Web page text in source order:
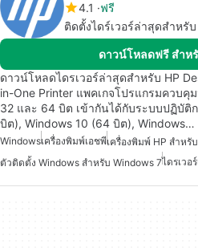
4.1
ฟรี
ติดตั้งไดร์เวอร์ล่าสุดสำหรั
ดาวน์โหลดฟรี สำห
ดาวน์โหลดไดรเวอร์ล่าสุดสำหรับ HP
in-One Printer แพคเกจโปรแกรมควบคุ
32 และ 64 บิต เข้ากันได้กับระบบปฏิบัติ
บิต), Windows 10 (64 บิต), Windows…
Windowsเครื่องพิมพ์เอชพีเครื่องพิมพ์ HP สำหรั
ตัวติดตั้ง Windows สำหรับ Windows 7ไดรเวอ